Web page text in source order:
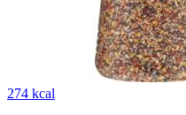
274 kcal